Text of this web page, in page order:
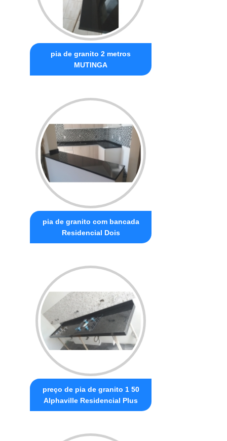
pia de granito 2 metros
MUTINGA
pia de granito com bancada
Residencial Dois
preço de pia de granito 1 50
Alphaville Residencial Plus